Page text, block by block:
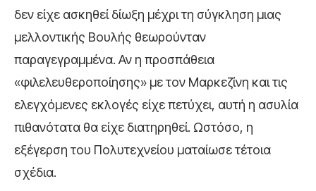
δεν είχε ασκηθεί δίωξη μέχρι τη σύγκληση μιας
μελλοντικής Βουλής θεωρούνταν
παραγεγραμμένα. Αν η προσπάθεια
«φιλελευθεροποίησης» με τον Μαρκεζίνη και τις
ελεγχόμενες εκλογές είχε πετύχει, αυτή η ασυλία
πιθανότατα θα είχε διατηρηθεί. Ωστόσο, η
εξέγερση του Πολυτεχνείου ματαίωσε τέτοια
σχέδια.